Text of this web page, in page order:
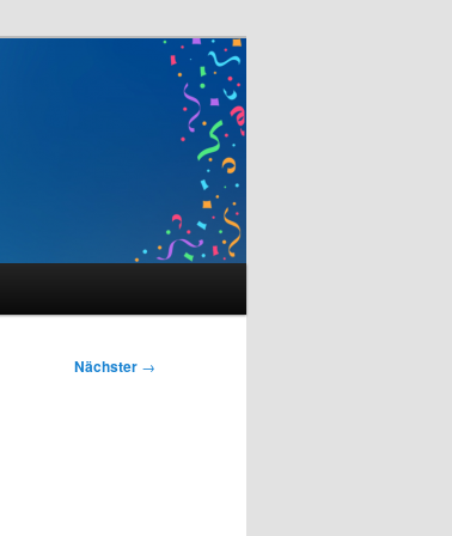
Nächster →